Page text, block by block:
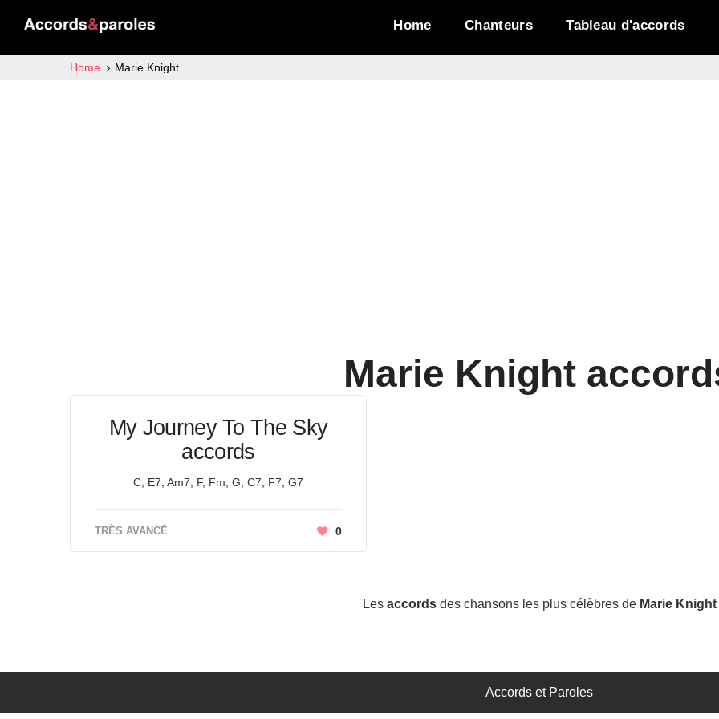
Home Chanteurs Tableau d'accords
Home Marie Knight
Marie Knight
My Journey To The Sky
accords
C, E7, Am7, F, Fm, G, C7, F7, G7
TRÈS AVANCÉ 0
Les accordsdes chansons les plus célèbres de Marie Knight
Accords et Paroles